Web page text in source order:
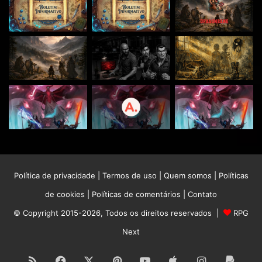
É importante trabalhar estes detalhes e estar
relembrando-os durante o jogo para que sempre haja o
clima que vocês buscam. Isto melhorará a imersão “no
todo” do jogo. Será mais fácil entender tudo o que
acontece à sua volta, o que os NPCs geralmente pensam
ou até mesmo as ambições das pessoas em geral neste
mundo.
Política de privacidade Termos de uso Quem somos
Políticas
de cookies
Políticas de comentários
Contato
© Copyright 2015-2026, Todos os direitos reservados |
RPG
Next